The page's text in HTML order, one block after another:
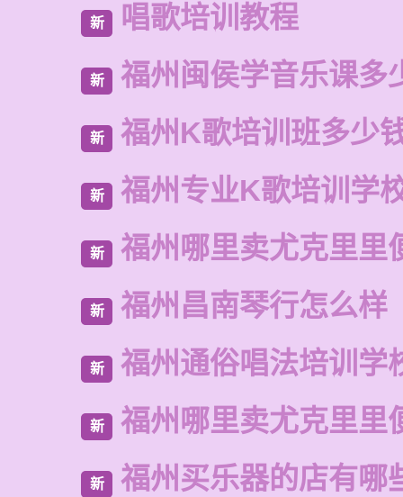
新 唱歌培训教程
新 福州闽侯学音乐课多
新 福州K歌培训班多少
新 福州专业K歌培训学
新 福州哪里卖尤克里里
新 福州昌南琴行怎么样
新 福州通俗唱法培训学
新 福州哪里卖尤克里里
新 福州买乐器的店有哪